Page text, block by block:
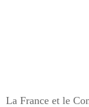
La France et le